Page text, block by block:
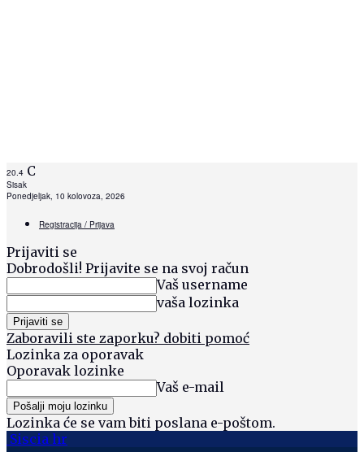
20.4 C
Sisak
Ponedjeljak, 10 kolovoza, 2026
Registracija / Prijava
Prijaviti se
Dobrodošli! Prijavite se na svoj račun
Vaš username
vaša lozinka
Zaboravili ste zaporku? dobiti pomoć
Lozinka za oporavak
Oporavak lozinke
Vaš e-mail
Lozinka će se vam biti poslana e-poštom.
Siscia hr